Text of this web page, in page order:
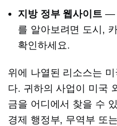
지방 정부 웹사이트 —
를 알아보려면 도시,
확인하세요.
위에 나열된 리소스는
다. 귀하의 사업이 미국
금을 어디에서 찾을 수
경제 행정부, 무역부 또